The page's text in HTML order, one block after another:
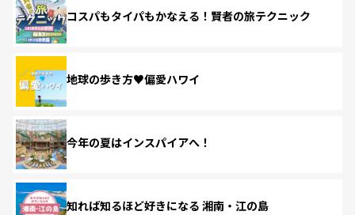
コスパもタイパもかなえる！賢者の旅テクニック
地球の歩き方♥偏愛ハワイ
今年の夏はインスパイアへ！
知れば知るほど好きになる 湘南・江の島